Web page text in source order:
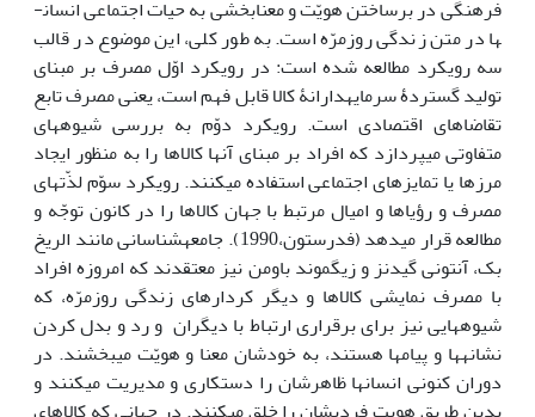
فرهنگی در برساختن هویّت و معنابخشی به حیات اجتماعی انسان­
ها در متن زندگی روزمرّه است. به طور کلی، این موضوع در قالب
سه رویکرد مطالعه شده است: در رویکرد اوّل مصرف بر مبنای
تولید گستردۀ سرمایه­دارانۀ کالا قابل فهم است، یعنی مصرف تابع
تقاضاهای اقتصادی است. رویکرد دوّم به بررسی شیوه­های
متفاوتی می­پردازد که افراد بر مبنای آن‏ها کالاها را به منظور ایجاد
مرزها یا تمایزهای اجتماعی استفاده می­کنند. رویکرد سوّم لذّت­های
مصرف و رؤیاها و امیال مرتبط با جهان کالاها را در کانون توجّه و
مطالعه قرار می­دهد (فدرستون،1990). جامعه­شناسانی مانند الریخ
بک، آنتونی گیدنز و زیگموند باومن نیز معتقدند که امروزه افراد
با مصرف نمایشی کالاها و دیگر کردارهای زندگی روزمرّه، که
شیوه­هایی نیز برای برقراری ارتباط با دیگران و رد و بدل کردن
نشانه­ها و پیام­ها هستند، به خودشان معنا و هویّت می­بخشند. در
دوران کنونی انسان­ها ظاهرشان را دستکاری و مدیریت می­کنند و